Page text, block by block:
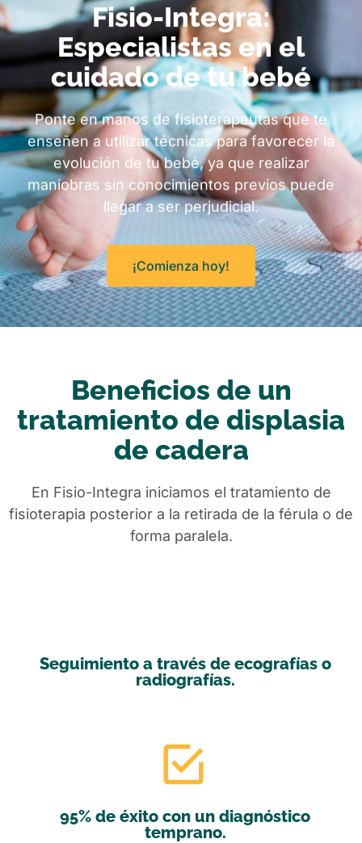
Fisio-Integra:
Especialistas en el
cuidado de tu bebé
Ponte en manos de fisioterapeutas que te
enseñen a utilizar técnicas para favorecer la
evolución de tu bebé, ya que realizar
maniobras sin conocimientos previos puede
llegar a ser perjudicial.
¡Comienza hoy!
Beneficios de un
tratamiento de displasia
de cadera
En Fisio-Integra iniciamos el tratamiento de
fisioterapia posterior a la retirada de la férula o de
forma paralela.
Seguimiento a través de ecografías o
radiografías.
95% de éxito con un diagnóstico
temprano.